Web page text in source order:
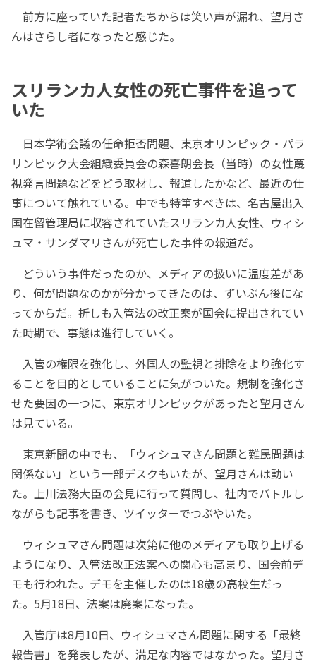
前方に座っていた記者たちからは笑い声が漏れ、望月さ
んはさらし者になったと感じた。
スリランカ人女性の死亡事件を追って
いた
日本学術会議の任命拒否問題、東京オリンピック・パラ
リンピック大会組織委員会の森喜朗会長（当時）の女性蔑
視発言問題などをどう取材し、報道したかなど、最近の仕
事について触れている。中でも特筆すべきは、名古屋出入
国在留管理局に収容されていたスリランカ人女性、ウィシ
ュマ・サンダマリさんが死亡した事件の報道だ。
どういう事件だったのか、メディアの扱いに温度差があ
り、何が問題なのかが分かってきたのは、ずいぶん後にな
ってからだ。折しも入管法の改正案が国会に提出されてい
た時期で、事態は進行していく。
入管の権限を強化し、外国人の監視と排除をより強化す
ることを目的としていることに気がついた。規制を強化さ
せた要因の一つに、東京オリンピックがあったと望月さん
は見ている。
東京新聞の中でも、「ウィシュマさん問題と難民問題は
関係ない」という一部デスクもいたが、望月さんは動い
た。上川法務大臣の会見に行って質問し、社内でバトルし
ながらも記事を書き、ツイッターでつぶやいた。
ウィシュマさん問題は次第に他のメディアも取り上げる
ようになり、入管法改正法案への関心も高まり、国会前デ
モも行われた。デモを主催したのは18歳の高校生だっ
た。5月18日、法案は廃案になった。
入管庁は8月10日、ウィシュマさん問題に関する「最終
報告書」を発表したが、満足な内容ではなかった。望月さ